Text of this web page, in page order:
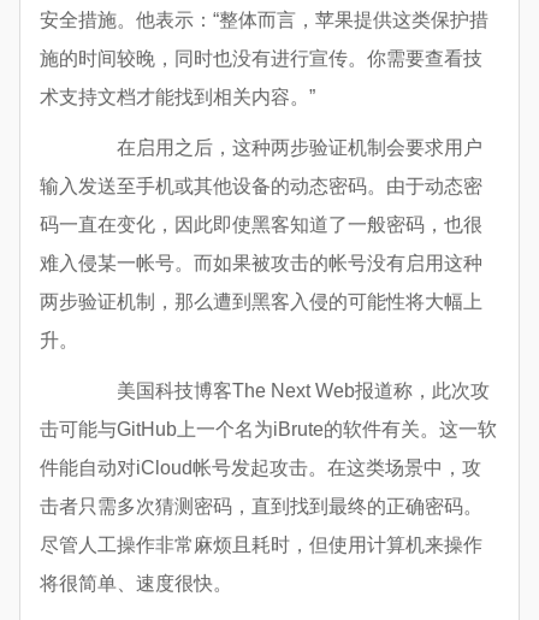
安全措施。他表示：“整体而言，苹果提供这类保护措
施的时间较晚，同时也没有进行宣传。你需要查看技
术支持文档才能找到相关内容。”
在启用之后，这种两步验证机制会要求用户
输入发送至手机或其他设备的动态密码。由于动态密
码一直在变化，因此即使黑客知道了一般密码，也很
难入侵某一帐号。而如果被攻击的帐号没有启用这种
两步验证机制，那么遭到黑客入侵的可能性将大幅上
升。
美国科技博客The Next Web报道称，此次攻
击可能与GitHub上一个名为iBrute的软件有关。这一软
件能自动对iCloud帐号发起攻击。在这类场景中，攻
击者只需多次猜测密码，直到找到最终的正确密码。
尽管人工操作非常麻烦且耗时，但使用计算机来操作
将很简单、速度很快。